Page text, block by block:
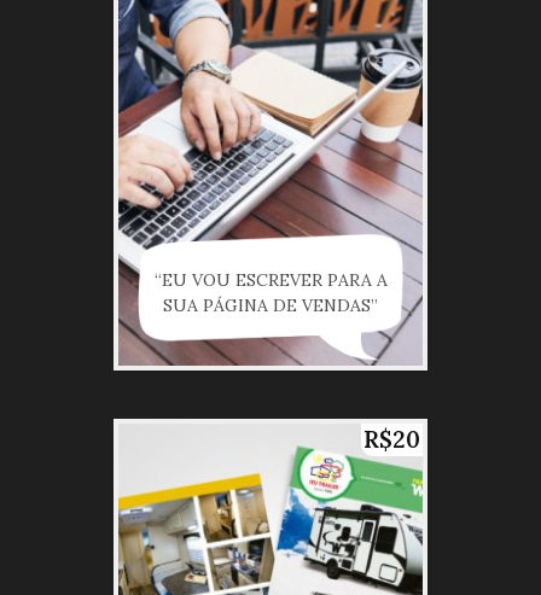
“EU VOU ESCREVER PARA A
SUA PÁGINA DE VENDAS”
R$20